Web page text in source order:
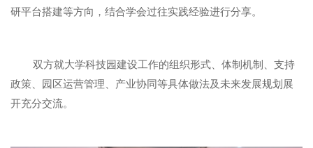
研平台搭建等方向，结合学会过往实践经验进行分享。
双方就大学科技园建设工作的组织形式、体制机制、支持
政策、园区运营管理、产业协同等具体做法及未来发展规划展
开充分交流。